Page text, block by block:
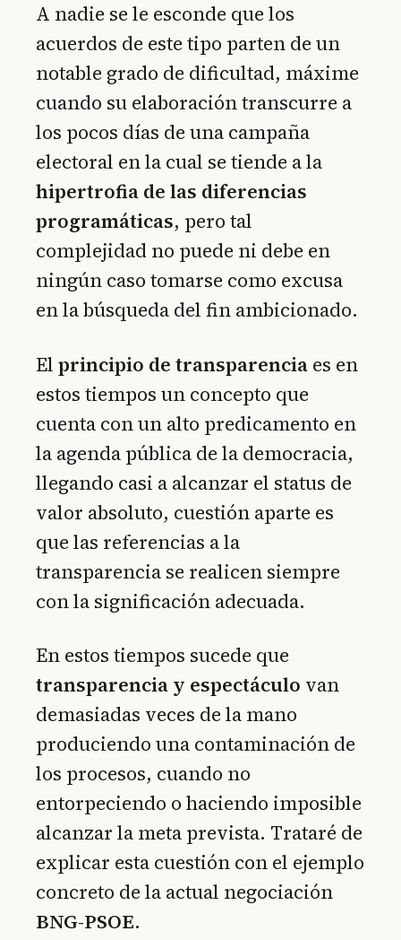
A nadie se le esconde que los
acuerdos de este tipo parten de un
notable grado de dificultad, máxime
cuando su elaboración transcurre a
los pocos días de una campaña
electoral en la cual se tiende a la
hipertrofia de las diferencias
programáticas, pero tal
complejidad no puede ni debe en
ningún caso tomarse como excusa
en la búsqueda del fin ambicionado.
El principio de transparencia es en
estos tiempos un concepto que
cuenta con un alto predicamento en
la agenda pública de la democracia,
llegando casi a alcanzar el status de
valor absoluto, cuestión aparte es
que las referencias a la
transparencia se realicen siempre
con la significación adecuada.
En estos tiempos sucede que
transparencia y espectáculo van
demasiadas veces de la mano
produciendo una contaminación de
los procesos, cuando no
entorpeciendo o haciendo imposible
alcanzar la meta prevista. Trataré de
explicar esta cuestión con el ejemplo
concreto de la actual negociación
BNG-PSOE.